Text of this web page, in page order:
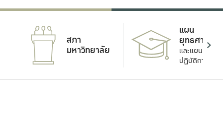
สภา
มหาวิทยาลัย
แผน
ยุทธศาสตร์
และแผน
ปฏิบัติการ